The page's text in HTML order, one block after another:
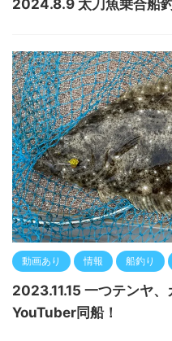
2024.8.9 太刀魚乗合船
動画あり 情報 船釣り
2023.11.15 一つテンヤ
YouTuber同船！